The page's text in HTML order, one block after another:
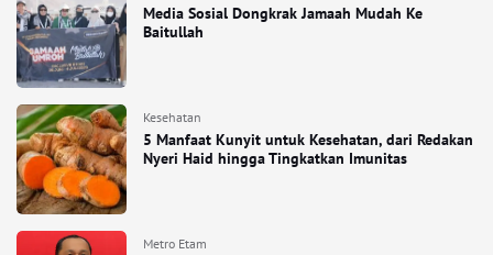
Media Sosial Dongkrak Jamaah Mudah Ke
Baitullah
Kesehatan
5 Manfaat Kunyit untuk Kesehatan, dari Redakan
Nyeri Haid hingga Tingkatkan Imunitas
Metro Etam